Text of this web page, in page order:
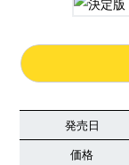
発売日
価格